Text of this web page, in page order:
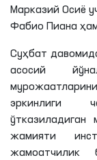
Марказий Осиё
Фабио Пиана
Суҳбат
асосий
эркинлиги
жамияти